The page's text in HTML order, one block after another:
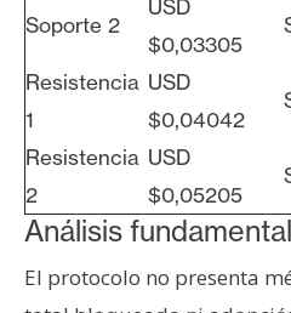
a
Soporte 2
USD
$0,03305
Resistencia
1
USD
$0,04042
Resistencia
2
USD
$0,05205
Análisis fundamental
El protocolo no presenta